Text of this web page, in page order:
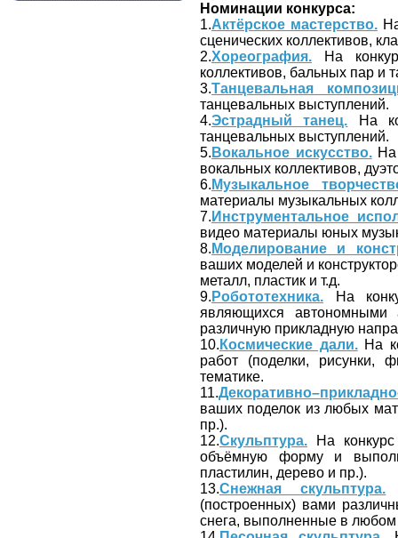
Номинации конкурса:
1.Актёрское мастерство.На
сценических коллективов,
2.Хореография. На
коллективов, бальных пар и
3.Танцевальная
танцевальных выступлений.
4.Эстрадный танец. На
танцевальных выступлений.
5. Вокальное искусство.На
вокальных коллективов,
6. Музыкальное
материалы музыкальных
7. Инструментальное
видео материалы юных
8. Моделирование и
ваших моделей и
металл, пластик и т.д.
9. Робототехника. На
являющихся автономными
различную прикладную
10. Космические дали.На
работ (поделки, рисунки,
тематике.
11.
ваших поделок из любых
пр.).
12.Скульптура. На
объёмную форму и
пластилин, дерево и пр.).
13.Снежная скульптура.
(построенных) вами
снега, выполненные в любом